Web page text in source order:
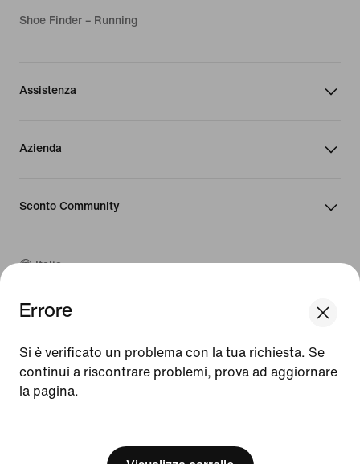
Errore
Si è verificato un problema con la tua richiesta. Se
continui a riscontrare problemi, prova ad aggiornare
la pagina.
Shoe Finder – Running
Assistenza
Azienda
Sconto Community
Italia
Condizioni d'uso
Condizioni di vendita
Info legali e societarie